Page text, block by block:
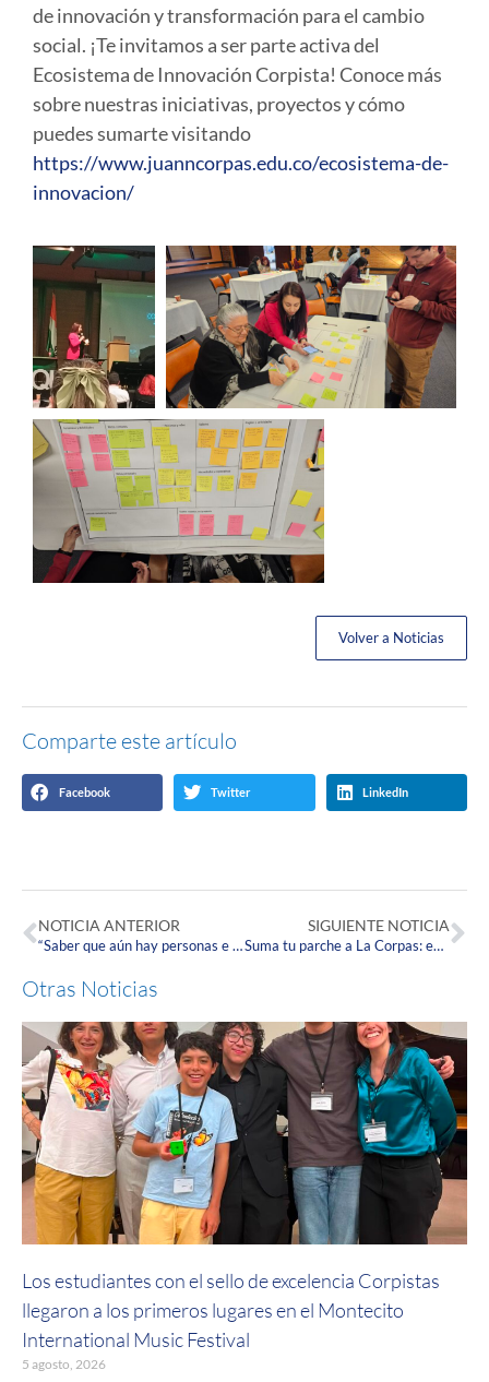
de innovación y transformación para el cambio
social. ¡Te invitamos a ser parte activa del
Ecosistema de Innovación Corpista! Conoce más
sobre nuestras iniciativas, proyectos y cómo
puedes sumarte visitando
https://www.juanncorpas.edu.co/ecosistema-de-
innovacion/
Volver a Noticias
Comparte este artículo
Facebook Twitter LinkedIn
NOTICIA ANTERIOR
“Saber que aún hay personas e instituciones que se acuerdan de nosotros nos da esperanza”: Corpistas al servicio de la comunidad en el corazón de la Amazonía
SIGUIENTE NOTICIA
Suma tu parche a La Corpas: entérate por qué todos en la U quieren ser parte de esto
Otras Noticias
Los estudiantes con el sello de excelencia Corpistas
llegaron a los primeros lugares en el Montecito
International Music Festival
5 agosto, 2026